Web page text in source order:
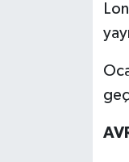
Kültür Sanat